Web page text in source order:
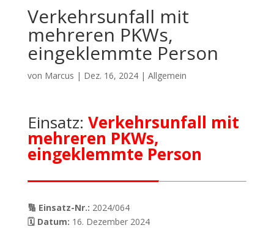
Verkehrsunfall mit
mehreren PKWs,
eingeklemmte Person
von Marcus | Dez. 16, 2024| Allgemein
Einsatz: Verkehrsunfall mit
mehreren PKWs,
eingeklemmte Person
🔢 Einsatz-Nr.: 2024/064
🗓 Datum: 16. Dezember 2024